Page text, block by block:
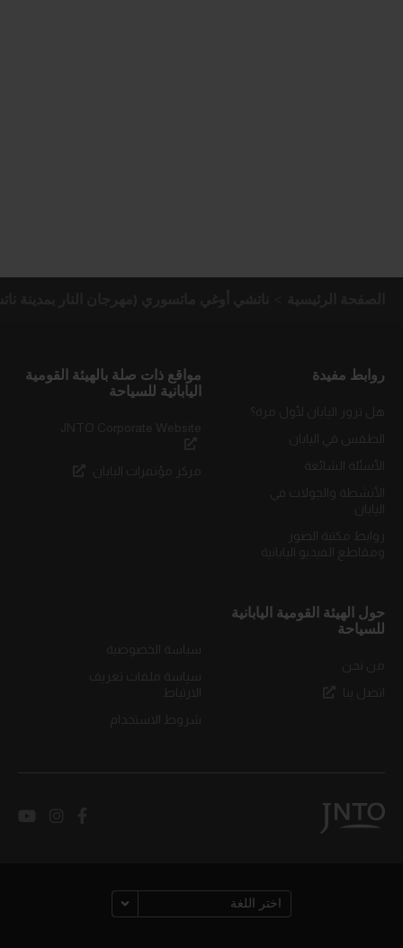
روابط مفيدة
مواقع ذات صلة بالهيئة القومية
اليابانية للسياحة
حول الهيئة القومية اليابانية
للسياحة